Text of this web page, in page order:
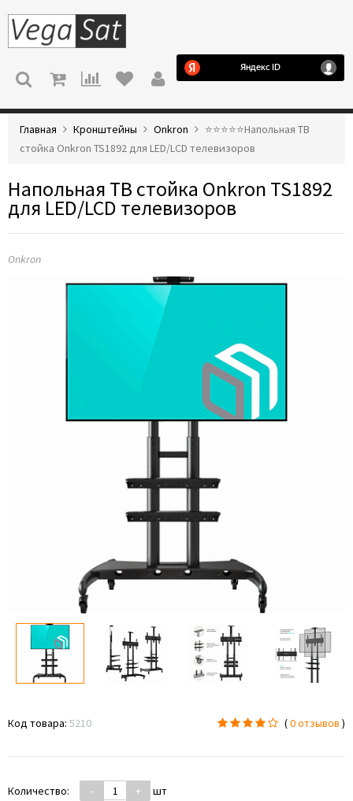
МЕНЮ
Главная Кронштейны Onkron
⭐️⭐️⭐️⭐️⭐️Напольная ТВ
стойка Onkron TS1892 для LED/LCD телевизоров
Напольная ТВ стойка Onkron TS1892
для LED/LCD телевизоров
Onkron
Код товара: 5210 (0 отзывов )
Количество: - + шт